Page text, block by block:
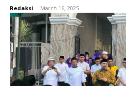
Redaksi - March 16, 2025